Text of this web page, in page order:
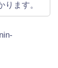
ます。